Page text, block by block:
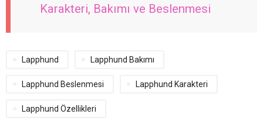
Karakteri, Bakımı ve Beslenmesi
Lapphund Lapphund Bakımı
Lapphund Beslenmesi Lapphund Karakteri
Lapphund Özellikleri